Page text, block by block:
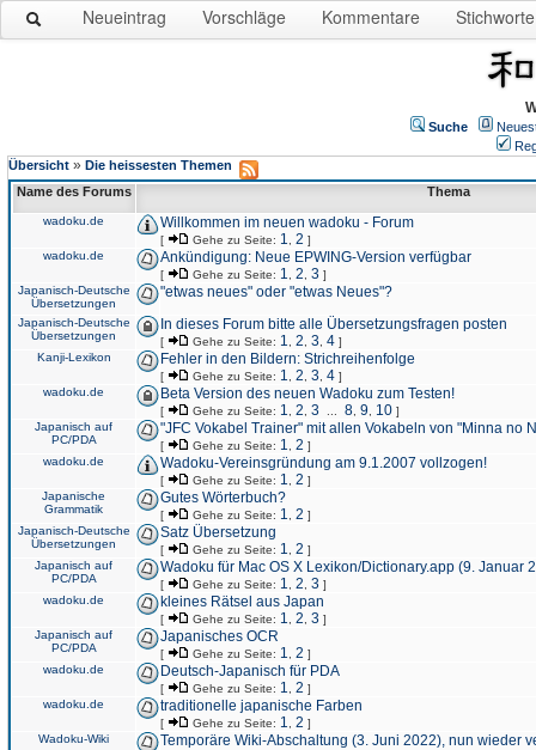
Neueintrag Vorschläge Kommentare Stichworte
Suche
Übersicht » Die heissesten Themen
Name des Forums
Thema
wadoku.de Willkommen im neuen wadoku - Forum
[ Gehe zu Seite: 1 2 ]
wadoku.de
Ankündigung: Neue EPWING-Version verfügbar
[ Gehe zu Seite: 1 2 3 ]
Japanisch-Deutsche
Übersetzungen
"etwas neues" oder "etwas Neues"?
Japanisch-Deutsche
Übersetzungen
In dieses Forum bitte alle Übersetzungsfragen posten
[ Gehe zu Seite: 1 2 3 4 ]
Kanji-Lexikon
Fehler in den Bildern: Strichreihenfolge
[ Gehe zu Seite: 1 2 3 4 ]
wadoku.de
Beta Version des neuen Wadoku zum Testen!
[ Gehe zu Seite: 1 2 3 8 9 10 ]
Japanisch auf
PC/PDA
"JFC Vokabel Trainer" mit allen Vokabeln von "Minna no
[ Gehe zu Seite: 1 2 ]
wadoku.de
Wadoku-Vereinsgründung am 9.1.2007 vollzogen!
[ Gehe zu Seite: 1 2 ]
Japanische
Grammatik
Gutes Wörterbuch?
[ Gehe zu Seite: 1 2 ]
Japanisch-Deutsche
Übersetzungen
Satz Übersetzung
[ Gehe zu Seite: 1 2 ]
Japanisch auf
PC/PDA
Wadoku für Mac OS X Lexikon/Dictionary.app (9. Januar
[ Gehe zu Seite: 1 2 3 ]
wadoku.de
kleines Rätsel aus Japan
[ Gehe zu Seite: 1 2 3 ]
Japanisch auf
PC/PDA
Japanisches OCR
[ Gehe zu Seite: 1 2 ]
wadoku.de
Deutsch-Japanisch für PDA
[ Gehe zu Seite: 1 2 ]
wadoku.de
traditionelle japanische Farben
[ Gehe zu Seite: 1 2 ]
Wadoku-Wiki
Temporäre Wiki-Abschaltung (3. Juni 2022), nun wieder